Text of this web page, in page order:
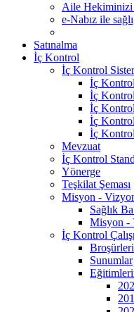
Aile Hekiminizi
e-Nabız ile
Satınalma
İç Kontrol
İç Kontrol
İç
İç
İç
İç
İç
Mevzuat
İç Kontrol
Yönerge
Teşkilat Şeması
Misyon -
Sağlık
Misyon -
İç Kontrol
Sunumlar